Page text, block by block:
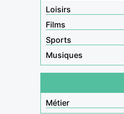
Loisirs
Films
Sports
Musiques
Métier